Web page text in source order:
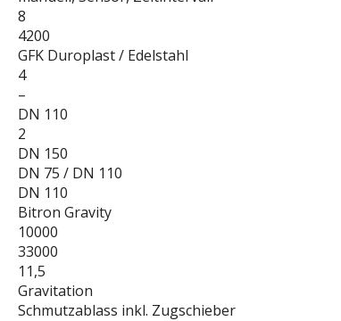
8
4200
GFK Duroplast / Edelstahl
4
–
DN 110
2
DN 150
DN 75 / DN 110
DN 110
Bitron Gravity
10000
33000
11,5
Gravitation
Schmutzablass inkl. Zugschieber